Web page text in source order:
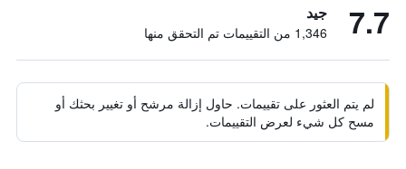
7.7 جيد
1,346 من التقييمات تم التحقق منها
لم يتم العثور على تقييمات. حاول إزالة مرشح أو تغيير بحثك أو
مسح كل شيء لعرض التقييمات.